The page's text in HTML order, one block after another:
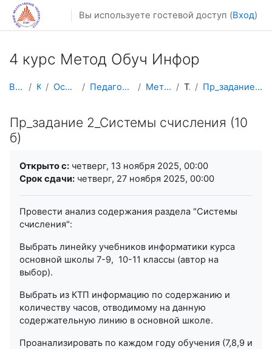
Перейти к основному содержанию
Вы используете гостевой доступ (Вход)
4 курс Метод Обуч Инфор
В начало Курсы Осенний семестр Педагогическое образование Метод Обуч Инфор Тема 3 Пр_задание 2_Системы счисления (10 б)
Пр_задание 2_Системы счисления (10
б)
Открыто с: четверг, 13 ноября 2025, 00:00
Срок сдачи: четверг, 27 ноября 2025, 00:00
Провести анализ содержания раздела "Системы
счисления":
Выбрать линейку учебников информатики курса
основной школы 7-9, 10-11 классы (автор на
выбор).
Выбрать из КТП информацию по содержанию и
количеству часов, отводимому на данную
содержательную линию в основной школе.
Проанализировать по каждом году обучения (7,8,9 и